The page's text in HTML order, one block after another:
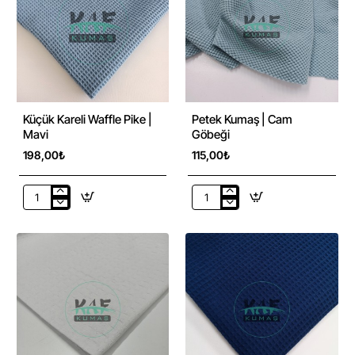
100%
Pamuk
Bej
100%
Pamuk
|
W-
Küçük Kareli Waffle Pike |
Mavi
198,00₺
Küçük
Waffle
Petek Kumaş | Cam
Göbeği
115,00₺
Petek
|
Cam
Göbeği